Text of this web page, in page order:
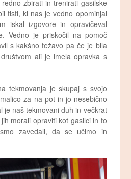
zbirati in trenirati gasilske
tisti, ki nas je vedno opominjal
iskal izgovore in opravičeval
Vedno je priskočil na pomoč
s kakšno težavo pa če je bila
ali je imela opravka s
tekmovanja je skupaj s svojo
za na pot in jo nesebično
je naš tekmovani duh in večkrat
morali opraviti kot gasilci in to
zavedali, da se učimo in